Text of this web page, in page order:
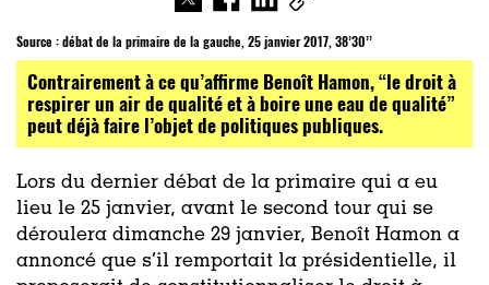
Source :débat de la primaire de la gauche, 25 janvier 2017, 38’30’’
Contrairement à ce qu’affirme Benoît Hamon, “le droit à
respirer un air de qualité et à boire une eau de qualité”
peut déjà faire l’objet de politiques publiques.
Lors du dernier débat de la primaire qui a eu
lieu le 25 janvier, avant le second tour qui se
déroulera dimanche 29 janvier, Benoît Hamon a
annoncé que s’il remportait la présidentielle, il